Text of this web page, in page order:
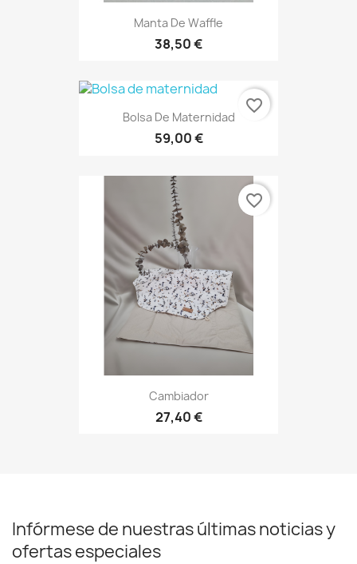
Manta De Waffle
38,50 €
Bolsa De Maternidad
59,00 €
favorite_border
Cambiador
27,40 €
favorite_border
Infórmese de nuestras últimas noticias y
ofertas especiales